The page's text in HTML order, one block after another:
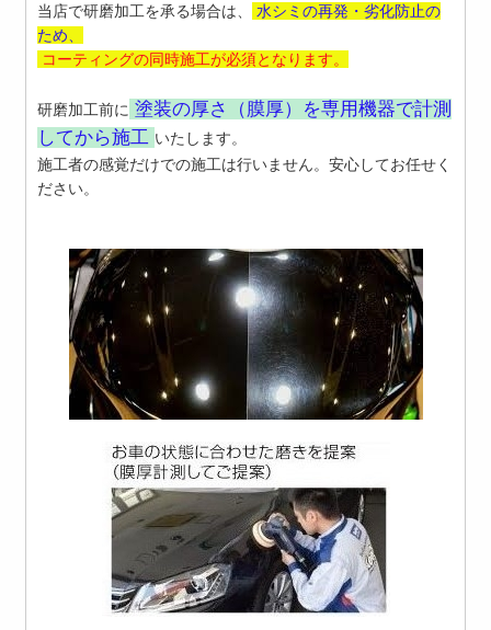
当店で研磨加工を承る場合は、 水シミの再発・劣化防止の
ため、
コーティングの同時施工が必須となります。
研磨加工前に 塗装の厚さ（膜厚） を専用機器で計測
してから施工 いたします。
施工者の感覚だけでの施工は行いません。安心してお任せく
ださい。